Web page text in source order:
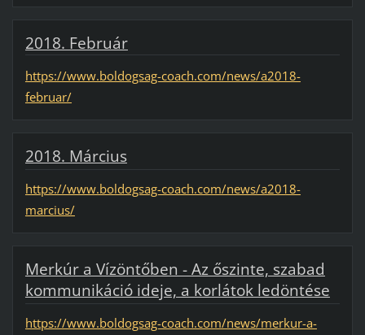
2018. Február
https://www.boldogsag-coach.com/news/a2018-
februar/
2018. Március
https://www.boldogsag-coach.com/news/a2018-
marcius/
Merkúr a Vízöntőben - Az őszinte, szabad
kommunikáció ideje, a korlátok ledöntése
https://www.boldogsag-coach.com/news/merkur-a-